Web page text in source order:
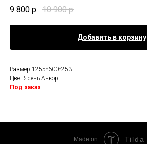
9 800 р. 10 900 р.
Добавить в корзину
Размер 1255*600*253
Цвет Ясень Анкор
Под заказ
Made on Tilda